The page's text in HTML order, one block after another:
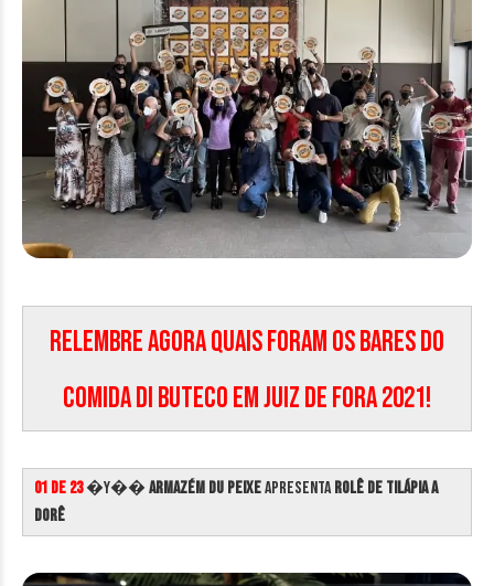
RELEMBRE AGORA QUAIS FORAM OS BARES DO
COMIDA DI BUTECO EM JUIZ DE FORA 2021!
01 de 23�Y�� Armazém du PeixeapresentaRolê de Tilápia a
Dorê